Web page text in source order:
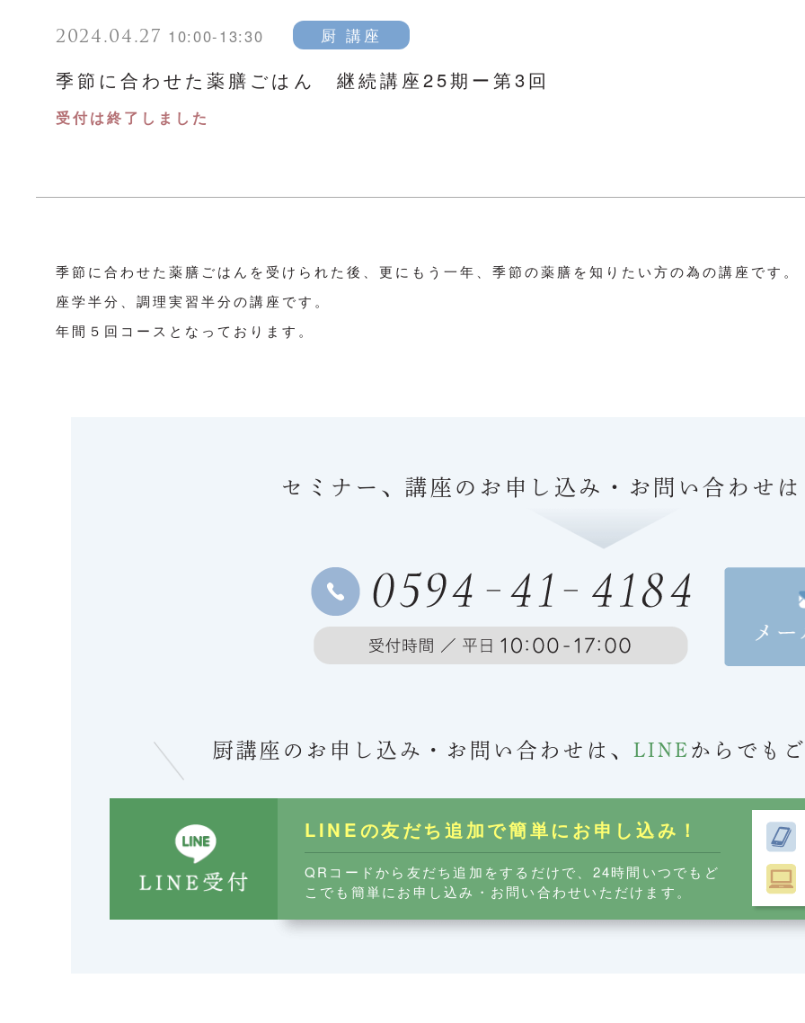
2024.04.27 10:00-13:30 厨 講座
季節に合わせた薬膳ごはん 継続講座25期ー第3回
受付は終了しました
季節に合わせた薬膳ごはんを受けられた後、更にもう一年、季節の薬膳を知りたい方の為の講座です。
座学半分、調理実習半分の講座です。
年間５回コースとなっております。
セミナー、講座の お申し込み・お問い合わせ
厨講座のお申し込み・お問い合わせは、LINE からでも
LINEの友だち追加で簡単に お申し込み！
QRコードから友だち追加をするだけで、24時間いつでもど
こでも簡単にお申し込み・お問い合わせいただけます。